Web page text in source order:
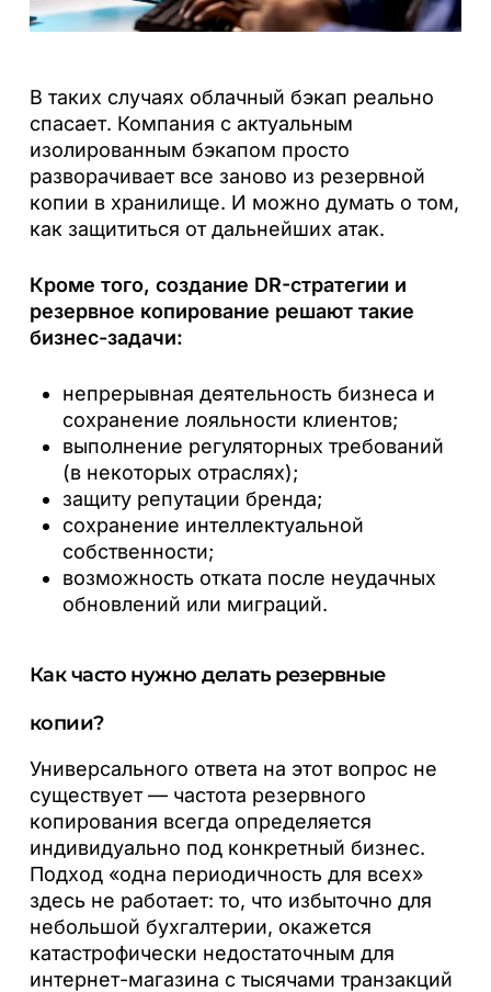
В таких случаях облачный бэкап реально
спасает. Компания с актуальным
изолированным бэкапом просто
разворачивает все заново из резервной
копии в хранилище. И можно думать о том,
как защититься от дальнейших атак.
Кроме того, создание DR-стратегии и
резервное копирование решают такие
бизнес-задачи:
непрерывная деятельность бизнеса и
сохранение лояльности клиентов;
выполнение регуляторных требований
(в некоторых отраслях);
защиту репутации бренда;
сохранение интеллектуальной
собственности;
возможность отката после неудачных
обновлений или миграций.
Как часто нужно делать резервные
копии?
Универсального ответа на этот вопрос не
существует — частота резервного
копирования всегда определяется
индивидуально под конкретный бизнес.
Подход «одна периодичность для всех»
здесь не работает: то, что избыточно для
небольшой бухгалтерии, окажется
катастрофически недостаточным для
интернет-магазина с тысячами транзакций